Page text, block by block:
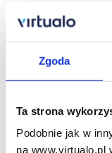
Zgoda
Ta strona
Podobnie jak w
na www.virtualo.pl
Filtruj